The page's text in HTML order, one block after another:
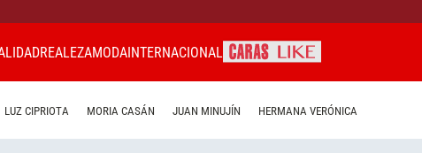
REALEZAMODAINTERNACIONAL
LUZ CIPRIOTA MORIA CASÁN JUAN MINUJÍN HERMANA VERÓNICA